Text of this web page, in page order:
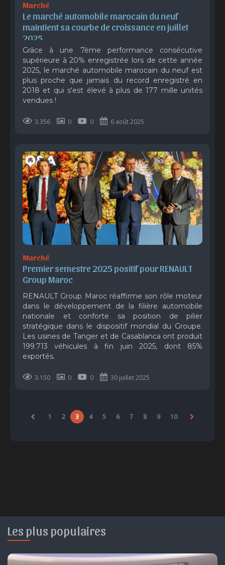
Marché
Le marché automobile marocain du neuf
maintient sa courbe de croissance en juillet
2025
Grâce à une 7ème performance consécutive
supérieure à 20% enregistrée lors de cette année
2025, le marché automobile marocain du neuf est
plus proche que jamais du record enregistré en
2018 et qui s'est élevé à plus de 177 mille unités
vendues !
3.356 0 0 6 août 2025
Marché
Premier semestre 2025 positif pour RENAULT
Group Maroc
RENAULT Group Maroc réaffirme son rôle moteur
dans le développement de la filière automobile
nationale et conforte sa position de pilier
stratégique dans le dispositif mondial du Groupe.
Les usines de Tanger et de Casablanca ont produit
199.713 véhicules à fin juin 2025, dont 85%
exportés.
3.150 0 0 30 juillet 2025
1 2 3 4 5 6 7 8 9 10
Les plus populaires